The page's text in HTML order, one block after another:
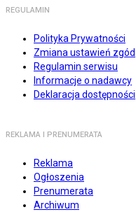
REGULAMIN
Polityka Prywatności
Zmiana ustawień zgód
Regulamin serwisu
Informacje o nadawcy
Deklaracja dostępności
REKLAMA I PRENUMERATA
Reklama
Ogłoszenia
Prenumerata
Archiwum